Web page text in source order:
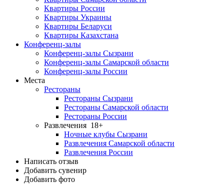
Квартиры России
Квартиры Украины
Квартиры Беларуси
Квартиры Казахстана
Конференц-залы
Конференц-залы Сызрани
Конференц-залы Самарской области
Конференц-залы России
Места
Рестораны
Рестораны Сызрани
Рестораны Самарской области
Рестораны России
Развлечения 18+
Ночные клубы Сызрани
Развлечения Самарской области
Развлечения России
Написать отзыв
Добавить сувенир
Добавить фото